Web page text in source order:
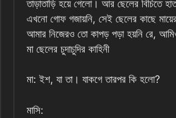
তাড়াতাড়ি হয়ে গেলো। আর ছেলের বিচিতে
এখনো গোফ গজায়নি, সেই ছেলের কাছে
আমার নিজেরও তো কাপড় পড়া হয়নি রে,
মা ছেলের চুদাচুদির কাহিনী
মা: ইশ, যা তা। যাকগে তারপর কি হলো?
মাসি: